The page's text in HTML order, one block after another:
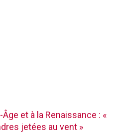
et à la Renaissance : «
jetées au vent »